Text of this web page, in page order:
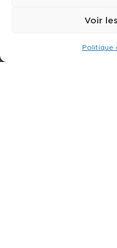
Voir
Politique